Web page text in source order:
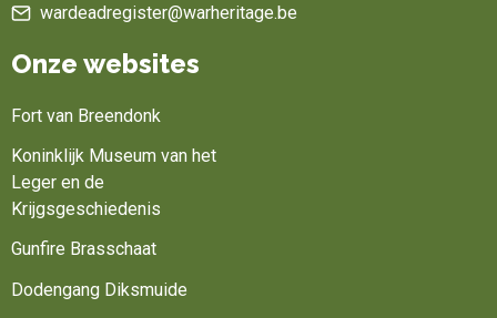
wardeadregister@warheritage.be
Onze websites
Fort van Breendonk
Koninklijk Museum van het
Leger en de
Krijgsgeschiedenis
Gunfire Brasschaat
Dodengang Diksmuide